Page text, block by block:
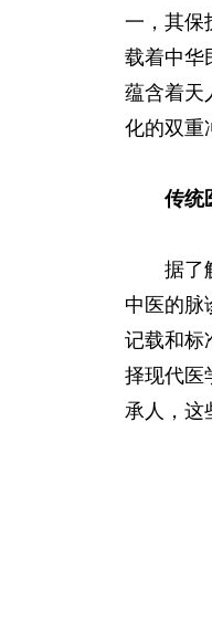
一，其保
载着中华
蕴含着天
化的双重
传统医
据了解
中医的脉
记载和标
择现代医
承人，这